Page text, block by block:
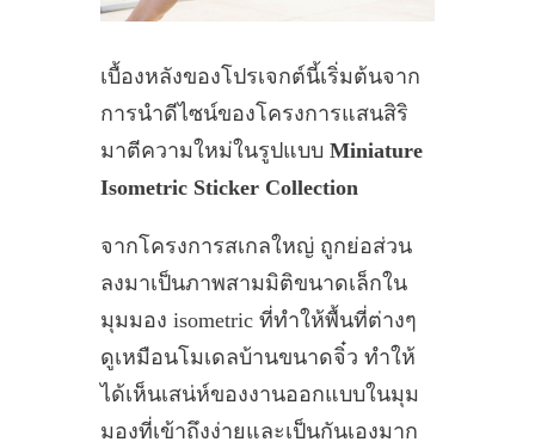
เบื้องหลังของโปรเจกต์นี้เริ่มต้นจาก
การนำดีไซน์ของโครงการแสนสิริ
มาตีความใหม่ในรูปแบบ Miniature
Isometric Sticker Collection
จากโครงการสเกลใหญ่ ถูกย่อส่วน
ลงมาเป็นภาพสามมิติขนาดเล็กใน
มุมมอง isometric ที่ทำให้พื้นที่ต่างๆ
ดูเหมือนโมเดลบ้านขนาดจิ๋ว ทำให้
ได้เห็นเสน่ห์ของงานออกแบบในมุม
มองที่เข้าถึงง่ายและเป็นกันเองมาก